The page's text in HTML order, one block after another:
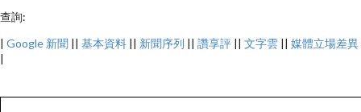
查詢:
| Google 新聞 || 基本資料 || 新聞序列 || 讚享評 || 文字雲 || 媒體立場差異
|